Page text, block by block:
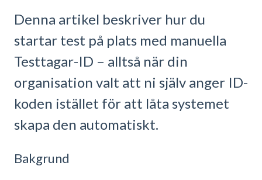
Denna artikel beskriver hur du
startar test på plats med manuella
Testtagar-ID – alltså när din
organisation valt att ni själv anger ID-
koden istället för att låta systemet
skapa den automatiskt.
Bakgrund